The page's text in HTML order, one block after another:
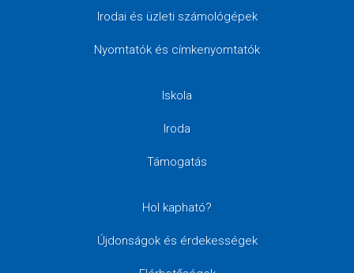
Irodai és üzleti számológépek
Nyomtatók és címkenyomtatók
Iskola
Iroda
Támogatás
Hol kapható?
Újdonságok és érdekességek